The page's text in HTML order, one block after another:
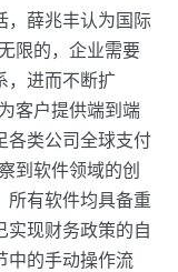
，薛兆丰认为国际
限的，企业需要
，进而不断扩
客户提供端到端
各类公司全球支付
到软件领域的创
所有软件均具备重
实现财务政策的自
中的手动操作流